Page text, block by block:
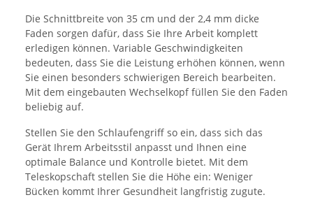
Die Schnittbreite von 35 cm und der 2,4 mm dicke
Faden sorgen dafür, dass Sie Ihre Arbeit komplett
erledigen können. Variable Geschwindigkeiten
bedeuten, dass Sie die Leistung erhöhen können, wenn
Sie einen besonders schwierigen Bereich bearbeiten.
Mit dem eingebauten Wechselkopf füllen Sie den Faden
beliebig auf.
Stellen Sie den Schlaufengriff so ein, dass sich das
Gerät Ihrem Arbeitsstil anpasst und Ihnen eine
optimale Balance und Kontrolle bietet. Mit dem
Teleskopschaft stellen Sie die Höhe ein: Weniger
Bücken kommt Ihrer Gesundheit langfristig zugute.